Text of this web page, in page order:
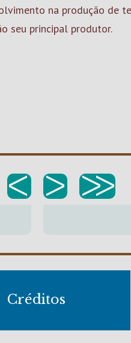
na produção de
seu principal produtor.
< > >>
Créditos